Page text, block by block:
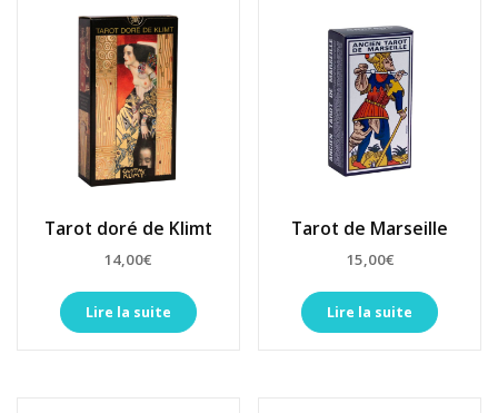
Tarot doré de Klimt
14,00€
Lire la suite
Tarot de Marseille
15,00€
Lire la suite